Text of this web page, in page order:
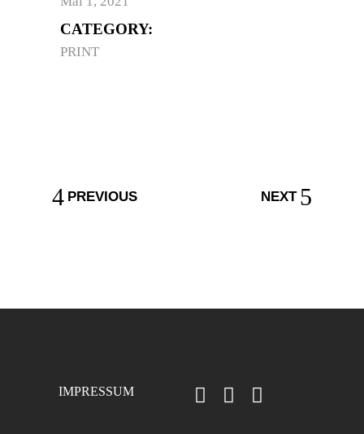
CATEGORY:
PRINT
PREVIOUS NEXT
IMPRESSUM